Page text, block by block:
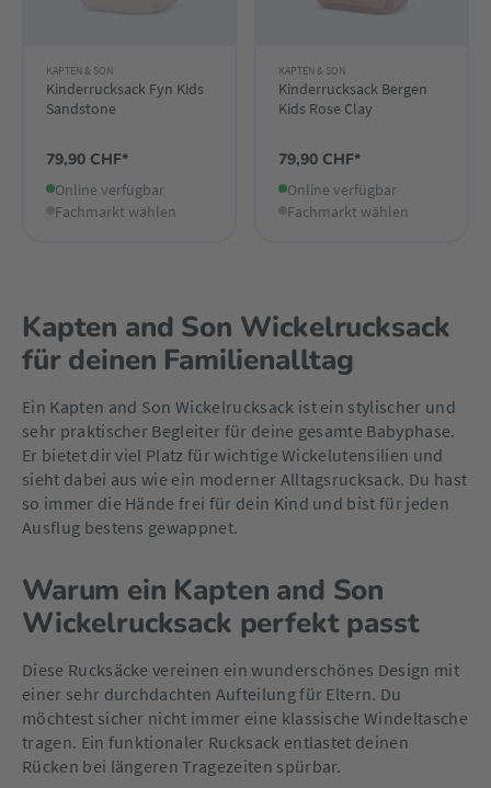
KAPTEN & SON
Kinderrucksack Fyn Kids
Sandstone
79,90 CHF*
Online verfügbar
Fachmarkt wählen
KAPTEN & SON
Kinderrucksack Bergen
Kids Rose Clay
79,90 CHF*
Online verfügbar
Fachmarkt wählen
Kapten and Son Wickelrucksack
für deinen Familienalltag
Ein Kapten and Son Wickelrucksack ist ein stylischer und
sehr praktischer Begleiter für deine gesamte Babyphase.
Er bietet dir viel Platz für wichtige Wickelutensilien und
sieht dabei aus wie ein moderner Alltagsrucksack. Du hast
so immer die Hände frei für dein Kind und bist für jeden
Ausflug bestens gewappnet.
Warum ein Kapten and Son
Wickelrucksack perfekt passt
Diese Rucksäcke vereinen ein wunderschönes Design mit
einer sehr durchdachten Aufteilung für Eltern. Du
möchtest sicher nicht immer eine klassische Windeltasche
tragen. Ein funktionaler Rucksack entlastet deinen
Rücken bei längeren Tragezeiten spürbar.